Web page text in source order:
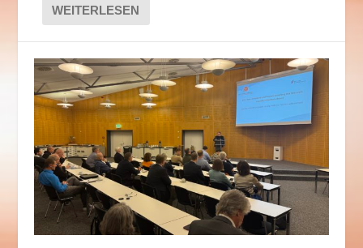
WEITERLESEN